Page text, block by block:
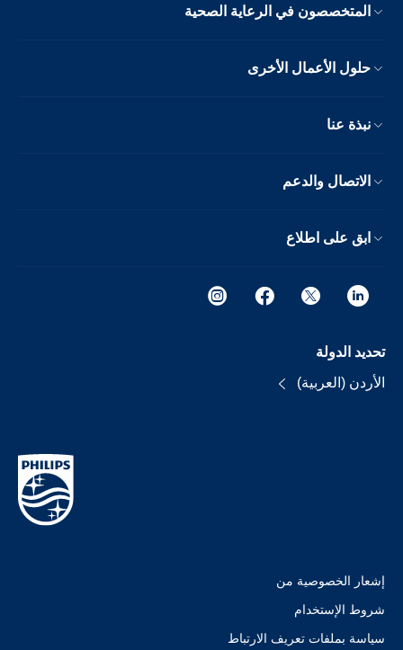
المتخصصون في الرعاية الصحية
حلول الأعمال الأخرى
نبذة عنا
الاتصال والدعم
ابق على اطلاع
تحديد الدولة
الأردن (العربية)
إشعار الخصوصية من
شروط الإستخدام
سياسة بملفات تعريف الارتباط